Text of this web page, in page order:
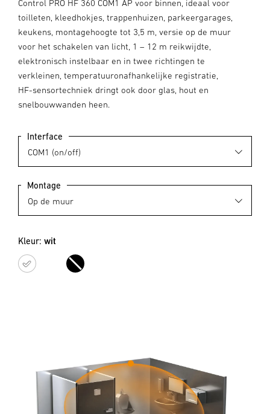
Control PRO HF 360 COM1 AP voor binnen, ideaal voor
toilleten, kleedhokjes, trappenhuizen, parkeergarages,
keukens, montagehoogte tot 3,5 m, versie op de muur
voor het schakelen van licht, 1 – 12 m reikwijdte,
elektronisch instelbaar en in twee richtingen te
verkleinen, temperatuuronafhankelijke registratie,
HF-sensortechniek dringt ook door glas, hout en
snelbouwwanden heen.
Interface
Montage
Kleur: wit
wit zwart